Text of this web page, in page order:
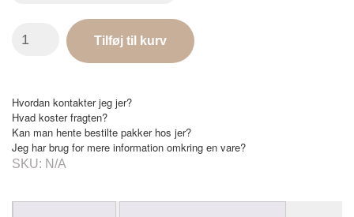
Petbed
med
Poter
antal
Tilføj til kurv
Hvordan kontakter jeg jer?
Hvad koster fragten?
Kan man hente bestilte pakker hos jer?
Jeg har brug for mere information omkring en vare?
SKU: N/A